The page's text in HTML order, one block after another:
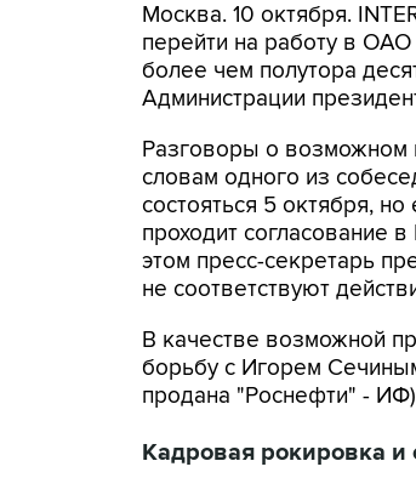
Москва. 10 октября.
перейти на работу в
более чем полутора
Администрации
Разговоры о возможном
словам одного из
состояться 5 октября,
проходит согласование
этом пресс-секретарь
не соответствуют
В качестве возможной
борьбу с Игорем
продана "Роснефти" -
Кадровая рокировка и